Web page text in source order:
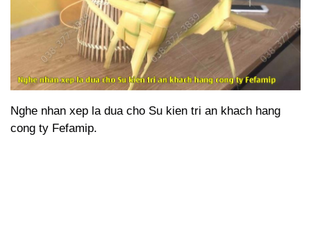
Nghe nhan xep la dua cho Su kien tri an khach hang
cong ty Fefamip.